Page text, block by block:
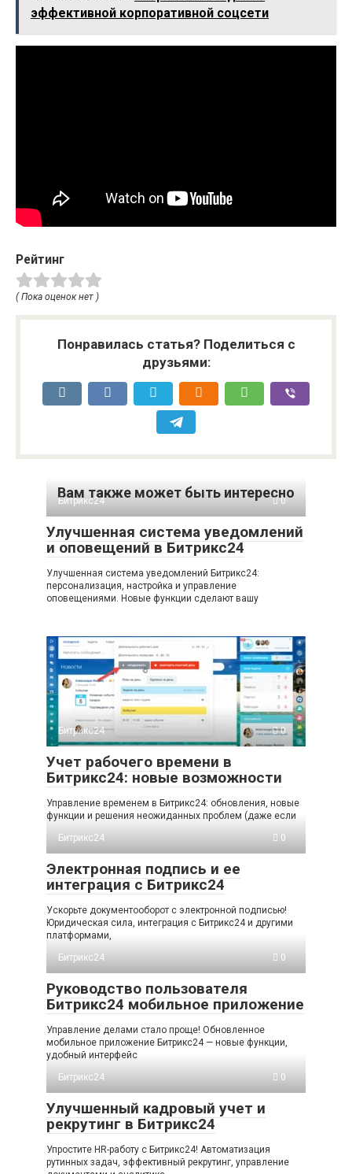
эффективной корпоративной соцсети
Рейтинг
( Пока оценок нет )
Понравилась статья? Поделиться с
друзьями:
Вам также может быть интересно
Битрикс24 0
Улучшенная система уведомлений
и оповещений в Битрикс24
Улучшенная система уведомлений Битрикс24:
персонализация, настройка и управление
оповещениями. Новые функции сделают вашу
Битрикс24 0
Учет рабочего времени в
Битрикс24: новые возможности
Управление временем в Битрикс24: обновления, новые
функции и решения неожиданных проблем (даже если
Битрикс24
0
Электронная подпись и ее
интеграция с Битрикс24
Ускорьте документооборот с электронной подписью!
Юридическая сила, интеграция с Битрикс24 и другими
платформами,
Битрикс24
0
Руководство пользователя
Битрикс24 мобильное приложение
Управление делами стало проще! Обновленное
мобильное приложение Битрикс24 — новые функции,
удобный интерфейс
Битрикс24
0
Улучшенный кадровый учет и
рекрутинг в Битрикс24
Упростите HR-работу с Битрикс24! Автоматизация
рутинных задач, эффективный рекрутинг, управление